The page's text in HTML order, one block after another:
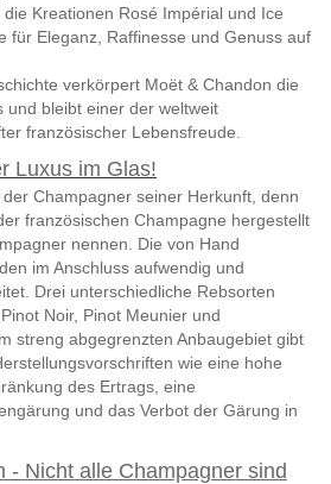
Kreationen Rosé Impérial und Ice
für Eleganz, Raffinesse und Genuss auf
verkörpert Moët & Chandon die
und bleibt einer der weltweit
französischer Lebensfreude.
Luxus im Glas!
Champagner seiner Herkunft, denn
französischen Champagne hergestellt
nennen. Die von Hand
im Anschluss aufwendig und
Drei unterschiedliche Rebsorten
Noir, Pinot Meunier und
streng abgegrenzten Anbaugebiet gibt
wie eine hohe
des Ertrags, eine
und das Verbot der Gärung in
- Nicht alle Champagner sind